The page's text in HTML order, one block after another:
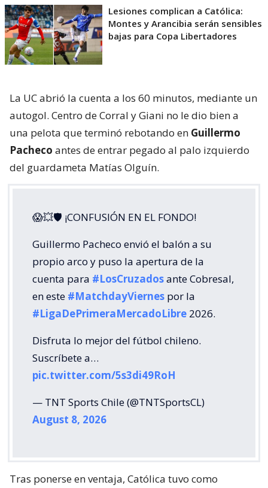
Lesiones complican a Católica:
Montes y Arancibia serán sensibles
bajas para Copa Libertadores
La UC abrió la cuenta a los 60 minutos, mediante un
autogol. Centro de Corral y Giani no le dio bien a
una pelota que terminó rebotando en Guillermo
Pacheco antes de entrar pegado al palo izquierdo
del guardameta Matías Olguín.
😱💥🛡 ¡CONFUSIÓN EN EL FONDO!
Guillermo Pacheco envió el balón a su
propio arco y puso la apertura de la
cuenta para #LosCruzadosante Cobresal,
en este #MatchdayViernes por la
#LigaDePrimeraMercadoLibre 2026.
Disfruta lo mejor del fútbol chileno.
Suscríbete a…
pic.twitter.com/5s3di49RoH
— TNT Sports Chile (@TNTSportsCL)
August 8, 2026
Tras ponerse en ventaja, Católica tuvo como